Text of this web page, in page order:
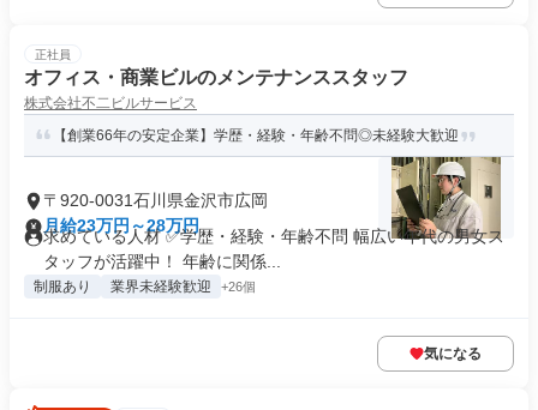
正社員
オフィス・商業ビルのメンテナンススタッフ
株式会社不二ビルサービス
【創業66年の安定企業】学歴・経験・年齢不問◎未経験大歓迎
〒920-0031石川県金沢市広岡
月給23万円～28万円
求めている人材 ✅学歴・経験・年齢不問 幅広い年代の男女ス
タッフが活躍中！ 年齢に関係...
制服あり 業界未経験歓迎 +26個
気になる